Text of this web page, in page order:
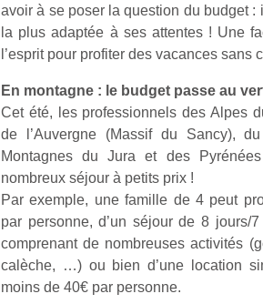
avoir à se poser la question du budget :
la plus adaptée à ses attentes ! Une
l’esprit pour profiter des vacances sans
En montagne : le budget passe au
Cet été, les professionnels des Alpes
de l’Auvergne (Massif du Sancy),
Montagnes du Jura et des
nombreux séjour à petits prix !
Par exemple, une famille de 4 peut
par personne, d’un séjour de 8 jours/
comprenant de nombreuses activités
calèche, …) ou bien d’une location
moins de 40€ par personne.
physique
ou
apprentissage…